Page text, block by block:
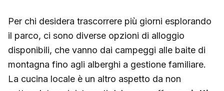
Per chi desidera trascorrere più giorni esplorando
il parco, ci sono diverse opzioni di alloggio
disponibili, che vanno dai campeggi alle baite di
montagna fino agli alberghi a gestione familiare.
La cucina locale è un altro aspetto da non